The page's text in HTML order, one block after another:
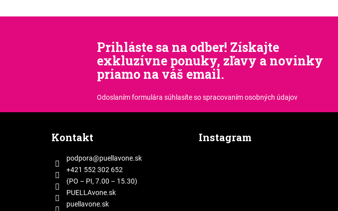
Prihláste sa na odber! Získajte
exkluzívne ponuky, zľavy a novinky
priamo na váš email.
Odoslaním formulára súhlasíteso spracovaním osobných údajov
Kontakt
podpora@puellavone.sk
+421 552 302 652
(PO – PI, 7.00 – 15.30)
PUELLAvone.sk
puellavone.sk
Instagram